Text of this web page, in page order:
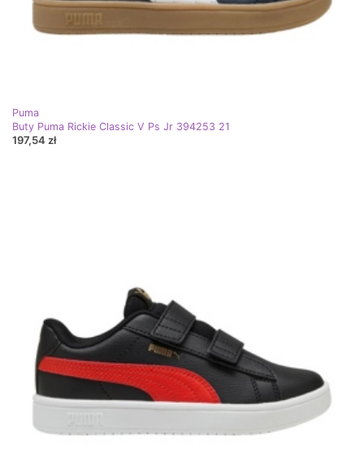
Puma
Buty Puma Rickie Classic V Ps Jr 394253 21
197,54 zł